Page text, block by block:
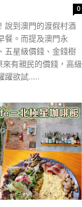
0
說到澳門的渡假村酒
餐。而提及澳門永
五星級價錢、金錢樹
有親民的價錢，高級
躍欲試......